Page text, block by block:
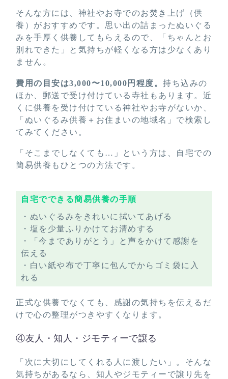
そんな方には、神社やお寺でのお焚き上げ（供
養）がおすすめです。思い出の詰まったぬいぐる
みを手厚く供養してもらえるので、「ちゃんとお
別れできた」と気持ちが軽くなる方は少なくあり
ません。
費用の目安は3,000〜10,000円程度。 持ち込みの
ほか、郵送で受け付けている寺社もあります。近
くに供養を受け付けている神社やお寺がないか、
「ぬいぐるみ供養＋お住まいの地域名」で検索し
てみてください。
「そこまでしなくても…」という方は、自宅での
簡易供養もひとつの方法です。
自宅でできる簡易供養の手順
・ぬいぐるみをきれいに拭いてあげる
・塩を少量ふりかけてお清めする
・「今までありがとう」と声をかけて感謝を
伝える
・白い紙や布で丁寧に包んでからゴミ袋に入
れる
正式な供養でなくても、感謝の気持ちを伝えるだ
けで心の整理がつきやすくなります。
④友人・知人・ジモティーで譲る
「次に大切にしてくれる人に渡したい」。そんな
気持ちがあるなら、知人やジモティーで譲り先を